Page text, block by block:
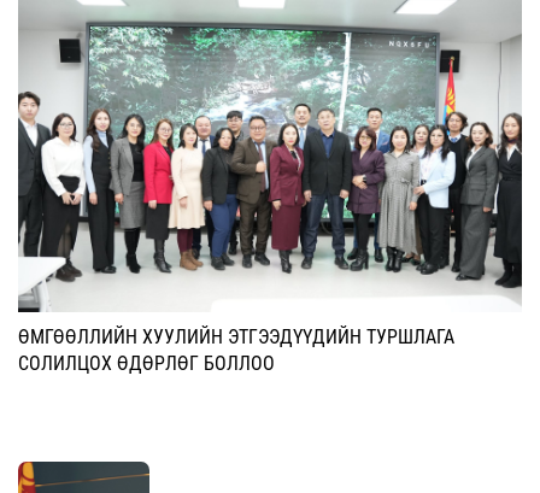
ӨМГӨӨЛЛИЙН ХУУЛИЙН ЭТГЭЭДҮҮДИЙН ТУРШЛАГА
СОЛИЛЦОХ ӨДӨРЛӨГ БОЛЛОО